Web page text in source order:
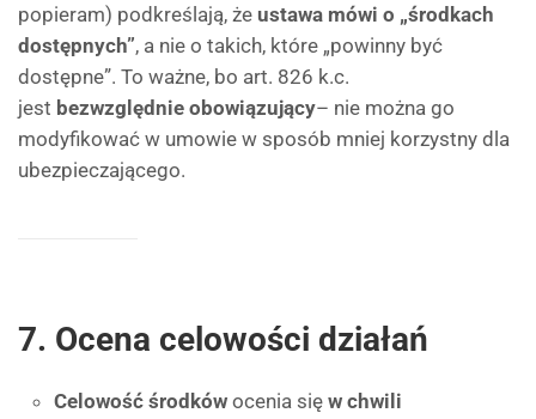
popieram) podkreślają, że ustawa mówi o „środkach
dostępnych”, a nie o takich, które „powinny być
dostępne”. To ważne, bo art. 826 k.c.
jest bezwzględnie obowiązujący– nie można go
modyfikować w umowie w sposób mniej korzystny dla
ubezpieczającego.
7. Ocena celowości działań
Celowość środków ocenia się w chwili